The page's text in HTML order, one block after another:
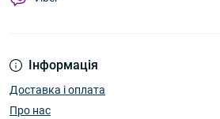
Інформація
Доставка і оплата
Про нас